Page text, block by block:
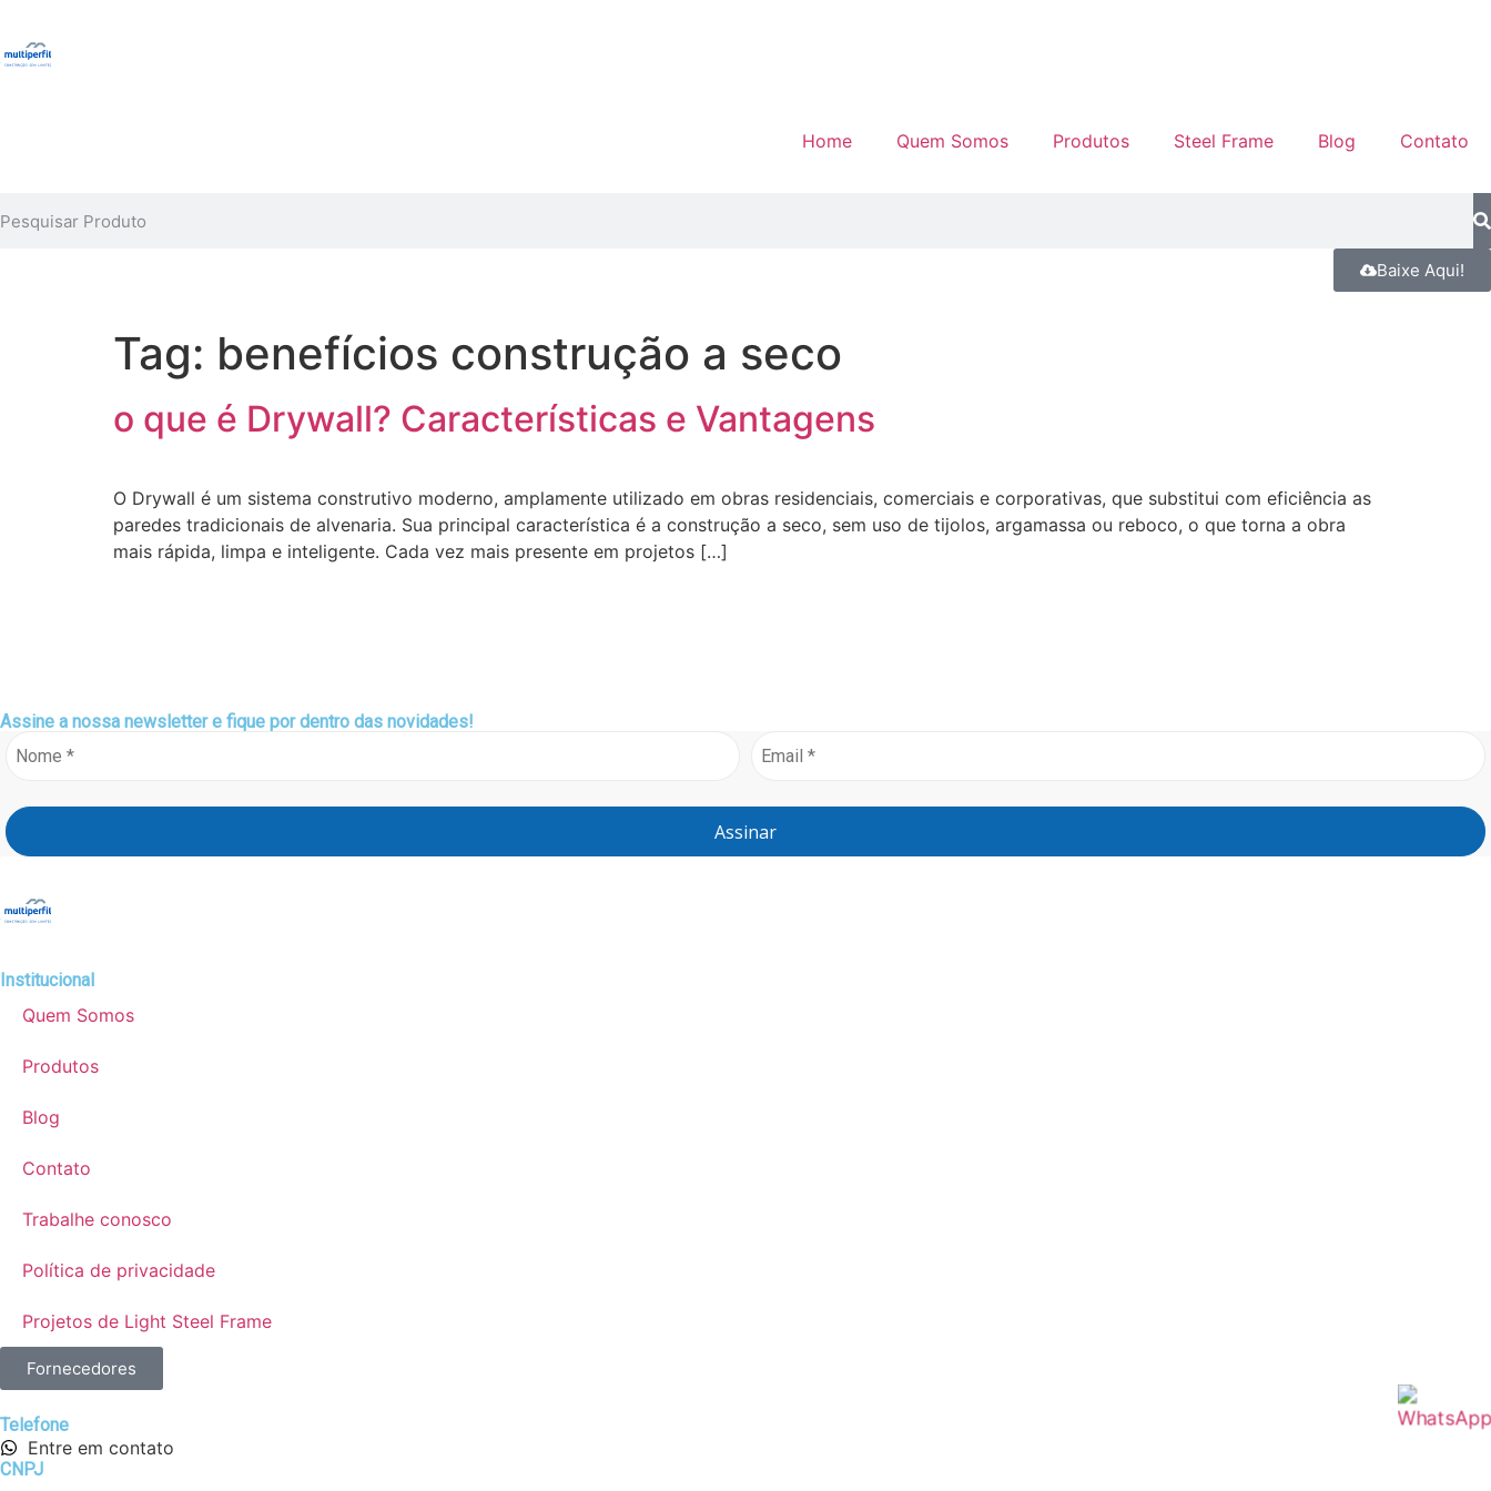
Home Quem Somos Produtos Steel Frame Blog Contato
Baixe Aqui!
Tag: benefícios construção a seco
o que é Drywall? Características e Vantagens
O Drywall é um sistema construtivo moderno, amplamente utilizado em obras residenciais, comerciais e corporativas, que substitui com eficiência as
paredes tradicionais de alvenaria. Sua principal característica é a construção a seco, sem uso de tijolos, argamassa ou reboco, o que torna a obra
mais rápida, limpa e inteligente. Cada vez mais presente em projetos […]
Assine a nossa newslettere fique por dentro das novidades!
Assinar
Institucional
Quem Somos
Produtos
Blog
Contato
Trabalhe conosco
Política de privacidade
Projetos de Light Steel Frame
Fornecedores
Telefone
Entre em contato
CNPJ